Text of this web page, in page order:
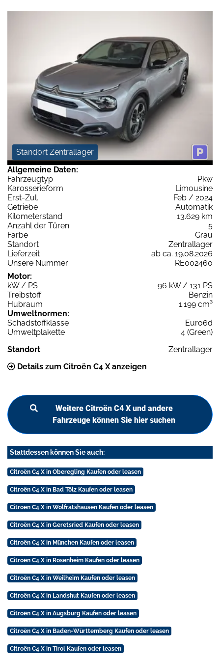
Standort Zentrallager
Allgemeine Daten:
Fahrzeugtyp
Pkw
Karosserieform
Limousine
Erst-Zul.
Feb / 2024
Getriebe
Automatik
Kilometerstand
13.629 km
Anzahl der Türen
5
Farbe
Grau
Standort
Zentrallager
Lieferzeit
ab ca. 19.08.2026
Unsere Nummer
RE002460
Motor:
kW / PS
96 kW / 131 PS
Treibstoff
Benzin
Hubraum
1.199 cm³
Umweltnormen:
Schadstoffklasse
Euro6d
Umweltplakette
4 (Green)
Standort
Zentrallager
Details zum Citroën C4 X anzeigen
Weitere Citroën C4 X und andere
Fahrzeuge können Sie hier suchen
Stattdessen können Sie auch:
Citroën C4 X in Oberegling Kaufen oder leasen
Citroën C4 X in Bad Tölz Kaufen oder leasen
Citroën C4 X in Wolfratshausen Kaufen oder leasen
Citroën C4 X in Geretsried Kaufen oder leasen
Citroën C4 X in München Kaufen oder leasen
Citroën C4 X in Rosenheim Kaufen oder leasen
Citroën C4 X in Weilheim Kaufen oder leasen
Citroën C4 X in Landshut Kaufen oder leasen
Citroën C4 X in Augsburg Kaufen oder leasen
Citroën C4 X in Baden-Württemberg Kaufen oder leasen
Citroën C4 X in Tirol Kaufen oder leasen